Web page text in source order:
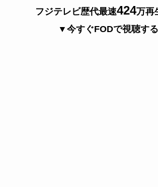
フジテレビ歴代最速424万再
▼今すぐFODで視聴す